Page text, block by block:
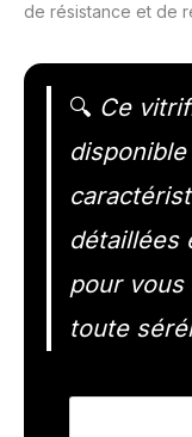
de résistance et de
🔍 Ce
détaillées
pour vous
toute